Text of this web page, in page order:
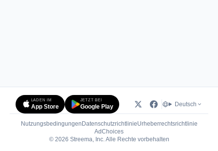
LADEN IM
App Store
JETZT BEI
Google Play Deutsch
Nutzungsbedingungen DatenschutzrichtlinieUrheberrechtsrichtlinie
AdChoices(öffnet in neuem Tab)
© 2026 Streema, Inc. Alle Rechte vorbehalten